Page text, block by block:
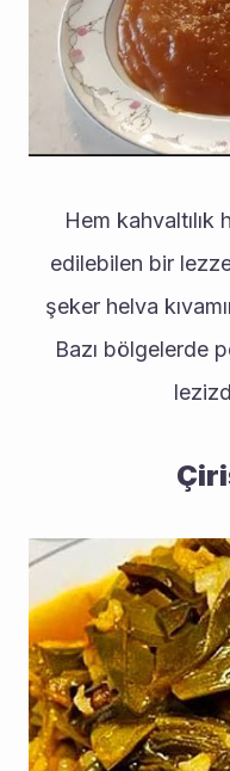
Hem kahvaltılık
edilebilen bir
şeker helva
Bazı bölgelerde